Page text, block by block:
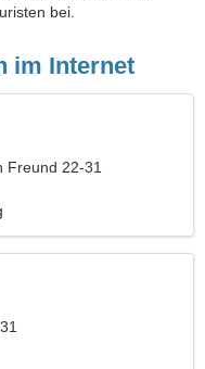
bei.
im Internet
Freund 22-31